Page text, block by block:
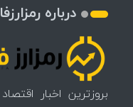
درباره
بروزترین اخبار